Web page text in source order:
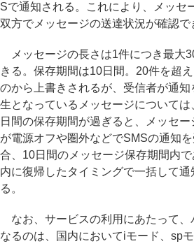
Sで通知される。これにより、メッセ
双方でメッセージの送達状況が確認で
メッセージの長さは1件につき最大
きる。保存期間は10日間。20件を超
のから上書きされるが、受信者が通
生となっているメッセージについて
日間の保存期間が過ぎると、メッセ
が電源オフや圏外などでSMSの通知
合、10日間のメッセージ保存期間内
内に復帰したタイミングで一括して通
る。
なお、サービスの利用にあたって、
なるのは、国内においてiモード、sp